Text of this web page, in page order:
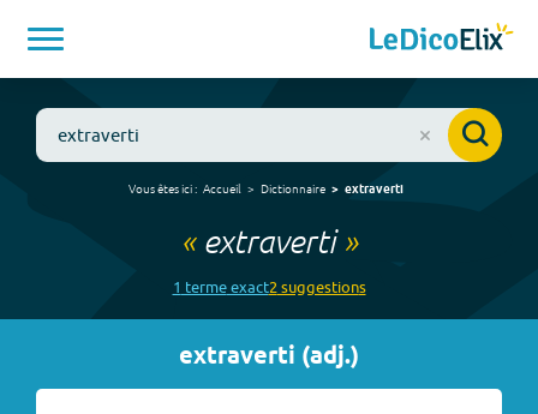
Vous êtes ici : Accueil Dictionnaire extraverti
« extraverti»
1 termeexact2 suggestions
extraverti (adj.)